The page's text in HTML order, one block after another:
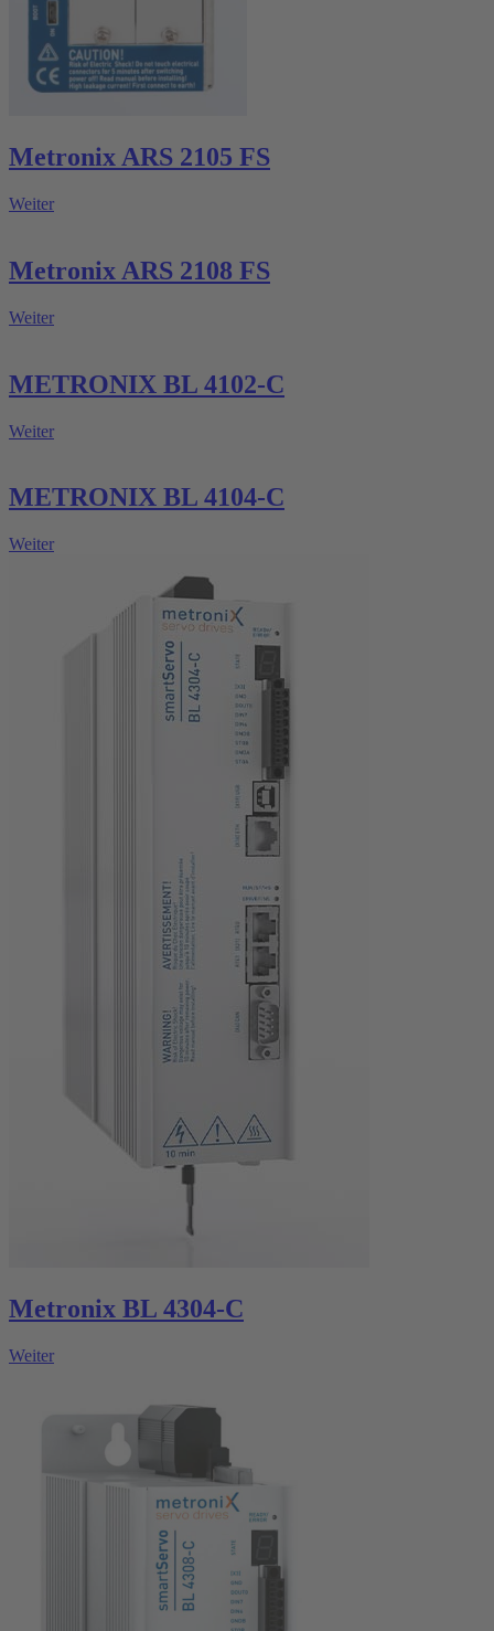
Metronix ARS 2105 FS
Weiter
Metronix ARS 2108 FS
Weiter
METRONIX BL 4102-C
Weiter
METRONIX BL 4104-C
Weiter
Metronix BL 4304-C
Weiter